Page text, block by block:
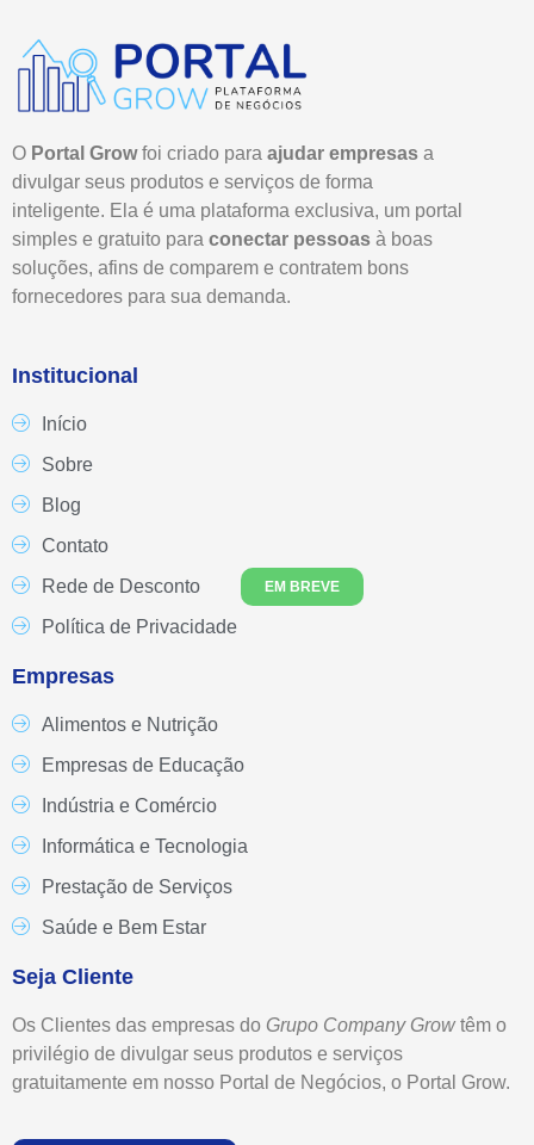
O Portal Growfoi criado para ajudar empresas a
divulgar seus produtos e serviços de forma
inteligente. Ela é uma plataforma exclusiva, um portal
simples e gratuito para conectar pessoas à boas
soluções, afins de comparem e contratem bons
fornecedores para sua demanda.
Institucional
EM BREVE
Início
Sobre
Blog
Contato
Rede de Desconto
Política de Privacidade
Empresas
Alimentos e Nutrição
Empresas de Educação
Indústria e Comércio
Informática e Tecnologia
Prestação de Serviços
Saúde e Bem Estar
Seja Cliente
Os Clientes das empresas do Grupo Company Growtêm o
privilégio de divulgar seus produtos e serviços
gratuitamente em nosso Portal de Negócios, o Portal Grow.